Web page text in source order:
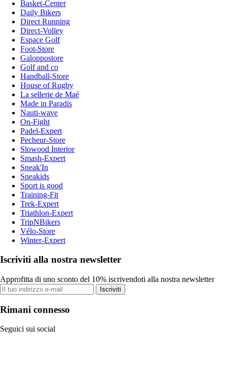
Basket-Center
Daily Bikers
Direct Running
Direct-Volley
Espace Golf
Foot-Store
Galoppostore
Golf and co
Handball-Store
House of Rugby
La sellerie de Maé
Made in Paradis
Nauti-wave
On-Fight
Padel-Expert
Pecheur-Store
Slowood Interior
Smash-Expert
Sneak'In
Sneakids
Sport is good
Training-Fit
Trek-Expert
Triathlon-Expert
TripNBikers
Vélo-Store
Winter-Expert
Iscriviti alla nostra newsletter
Approfitta di uno sconto del 10% iscrivendoti alla nostra newsletter
Iscriviti
Rimani connesso
Seguici sui social